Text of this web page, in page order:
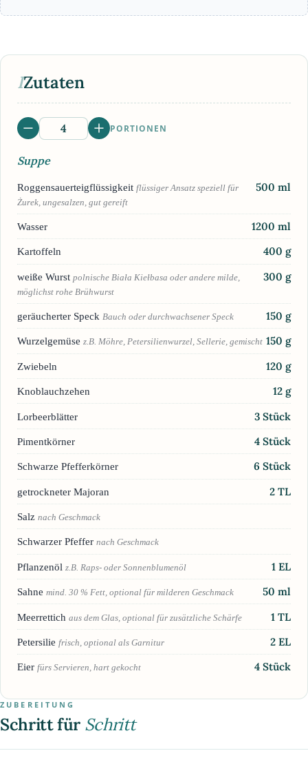
IZutaten
PORTIONEN
Suppe
Roggensauerteigflüssigkeit flüssiger Ansatz speziell für
Żurek, ungesalzen, gut gereift
500 ml
Wasser 1200 ml
Kartoffeln 400 g
weiße Wurst polnische Biała Kiełbasa oder andere milde,
möglichst rohe Brühwurst
300 g
geräucherter Speck Bauch oder durchwachsener Speck 150 g
Wurzelgemüse z.B. Möhre, Petersilienwurzel, Sellerie, gemischt 150 g
Zwiebeln 120 g
Knoblauchzehen 12 g
Lorbeerblätter 3 Stück
Pimentkörner 4 Stück
Schwarze Pfefferkörner 6 Stück
getrockneter Majoran 2 TL
Salz nach Geschmack
Schwarzer Pfeffer nach Geschmack
Pflanzenöl z.B. Raps- oder Sonnenblumenöl 1 EL
Sahne mind. 30 % Fett, optional für milderen Geschmack 50 ml
Meerrettich aus dem Glas, optional für zusätzliche Schärfe 1 TL
Petersilie frisch, optional als Garnitur 2 EL
Eier fürs Servieren, hart gekocht 4 Stück
ZUBEREITUNG
Schritt für Schritt